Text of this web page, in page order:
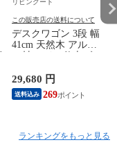
リビングート
この販売店の送料について
デスクワゴン 3段 幅
41cm 天然木 アルダ
ワゴン 袖机 収納 キ
ャスター付き ワゴン
脇机 シンプル デス
し 小物収納 木製 木
29,680 円
送料込み 269
ランキングをもっと見る